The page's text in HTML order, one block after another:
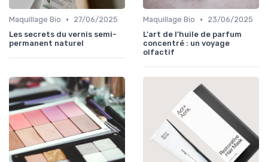
Maquillage Bio •
27/06/2025
Les secrets du vernis semi-
permanent naturel
Maquillage Bio •
23/06/2025
L'art de l'huile de parfum
concentré : un voyage
olfactif